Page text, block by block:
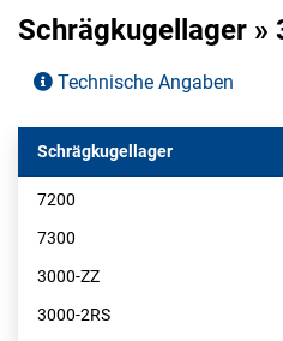
Schrägkugellager »
Technische Angaben
Schrägkugellager
7200
7300
3000-ZZ
3000-2RS